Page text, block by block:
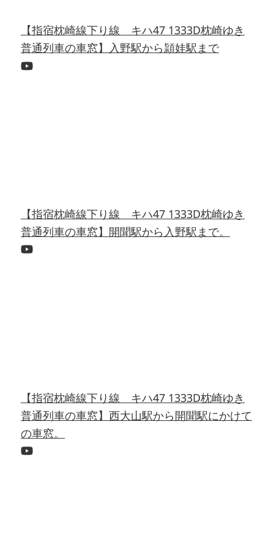
【指宿枕崎線下り線 キハ47 1333D枕崎ゆき
普通列車の車窓】入野駅から頴娃駅まで
【指宿枕崎線下り線 キハ47 1333D枕崎ゆき
普通列車の車窓】開聞駅から入野駅まで。
【指宿枕崎線下り線 キハ47 1333D枕崎ゆき
普通列車の車窓】西大山駅から開聞駅にかけて
の車窓。